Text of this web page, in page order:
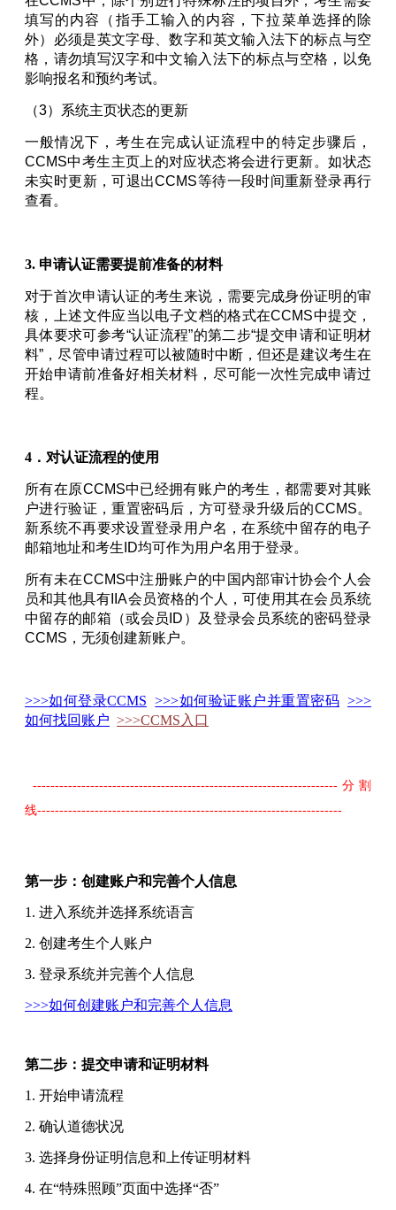
填写的内容（指手工输入的内容，下拉菜单选择的除
外）必须是英文字母、数字和英文输入法下的标点与空
格，请勿填写汉字和中文输入法下的标点与空格，以免
影响报名和预约考试。
（3）系统主页状态的更新
一般情况下，考生在完成认证流程中的特定步骤后，
CCMS中考生主页上的对应状态将会进行更新。如状态
未实时更新，可退出CCMS等待一段时间重新登录再行
查看。
3. 申请认证需要提前准备的材料
对于首次申请认证的考生来说，需要完成身份证明的审
核，上述文件应当以电子文档的格式在CCMS中提交，
具体要求可参考“认证流程”的第二步“提交申请和证明材
料”，尽管申请过程可以被随时中断，但还是建议考生在
开始申请前准备好相关材料，尽可能一次性完成申请过
程。
4．对认证流程的使用
所有在原CCMS中已经拥有账户的考生，都需要对其账
户进行验证，重置密码后，方可登录升级后的CCMS。
新系统不再要求设置登录用户名，在系统中留存的电子
邮箱地址和考生ID均可作为用户名用于登录。
所有未在CCMS中注册账户的中国内部审计协会个人会
员和其他具有IIA会员资格的个人，可使用其在会员系统
中留存的邮箱（或会员ID）及登录会员系统的密码登录
CCMS，无须创建新账户。
>>>如何登录CCMS >>>如何验证账户并重置密码 >>>
如何找回账户 >>>CCMS入口
---------------------------------------------------------------------分割
线---------------------------------------------------------------------
第一步：创建账户和完善个人信息
1. 进入系统并选择系统语言
2. 创建考生个人账户
3. 登录系统并完善个人信息
>>>如何创建账户和完善个人信息
第二步：提交申请和证明材料
1. 开始申请流程
2. 确认道德状况
3. 选择身份证明信息和上传证明材料
4. 在“特殊照顾”页面中选择“否”